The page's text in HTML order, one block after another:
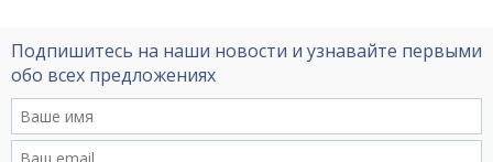
Подпишитесь на наши новости и узнавайте первыми
обо всех предложениях